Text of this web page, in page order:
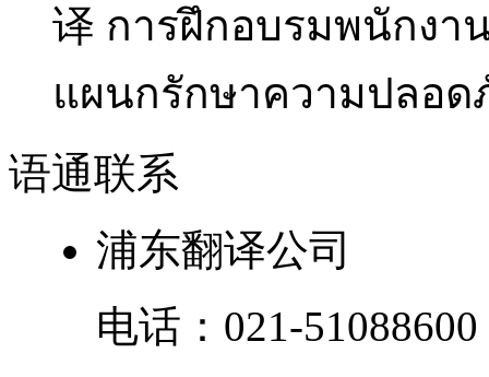
译 การฝึกอบรมพนักง
แผนกรักษาความปลอด
语通联系
浦东翻译公司
电话： 021-51088600